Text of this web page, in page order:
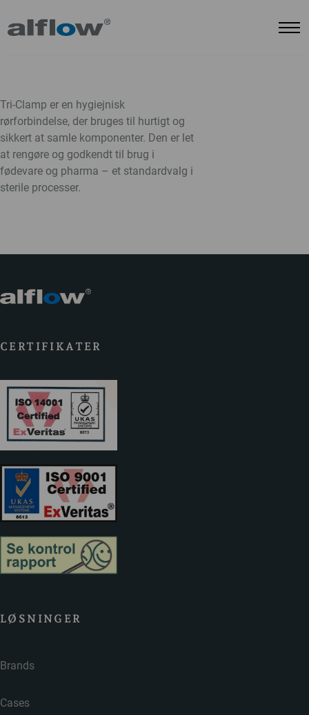
Tri-Clamp er en hygiejnisk
rørforbindelse, der bruges til hurtigt og
sikkert at samle komponenter. Den er let
at rengøre og godkendt til brug i
fødevare og pharma – et standardvalg i
sterile processer.
CERTIFIKATER
LØSNINGER
Brands
Cases